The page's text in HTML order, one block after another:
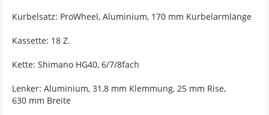
Kurbelsatz: ProWheel, Aluminium, 170 mm Kurbelarmlänge
Kassette: 18 Z.
Kette: Shimano HG40, 6/7/8fach
Lenker: Aluminium, 31,8 mm Klemmung, 25 mm Rise,
630 mm Breite